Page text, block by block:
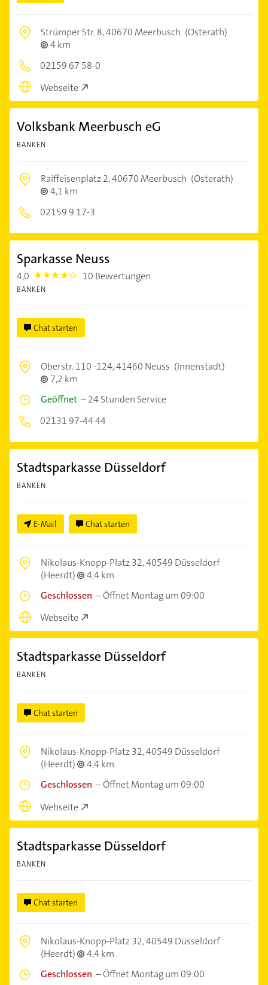
Strümper Str. 8,40670 Meerbusch (Osterath)
4 km
02159 67 58-0
Webseite
Volksbank Meerbusch eG
BANKEN
Raiffeisenplatz 2,40670 Meerbusch (Osterath)
4,1 km
02159 9 17-3
Sparkasse Neuss
4,0 4.0 10 Bewertungen
BANKEN
Chat starten
Oberstr. 110 -124,41460 Neuss (Innenstadt)
7,2 km
Geöffnet –24 Stunden Service
02131 97-44 44
Stadtsparkasse Düsseldorf
BANKEN
E-Mail Chat starten
Nikolaus-Knopp-Platz 32,40549 Düsseldorf
(Heerdt)
4,4 km
Geschlossen –Öffnet Montag um 09:00
Webseite
Stadtsparkasse Düsseldorf
BANKEN
Chat starten
Nikolaus-Knopp-Platz 32,40549 Düsseldorf
(Heerdt)
4,4 km
Geschlossen –Öffnet Montag um 09:00
Webseite
Stadtsparkasse Düsseldorf
BANKEN
Chat starten
Nikolaus-Knopp-Platz 32,40549 Düsseldorf
(Heerdt)
4,4 km
Geschlossen –Öffnet Montag um 09:00